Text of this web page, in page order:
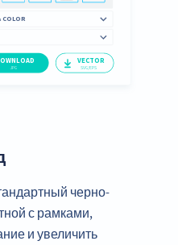
черно-
с рамками,
и увеличить